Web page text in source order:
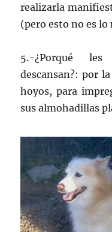
realizarla
(pero esto no es
5.-¿Porqué
descansan?: por
hoyos, para
sus almohadillas